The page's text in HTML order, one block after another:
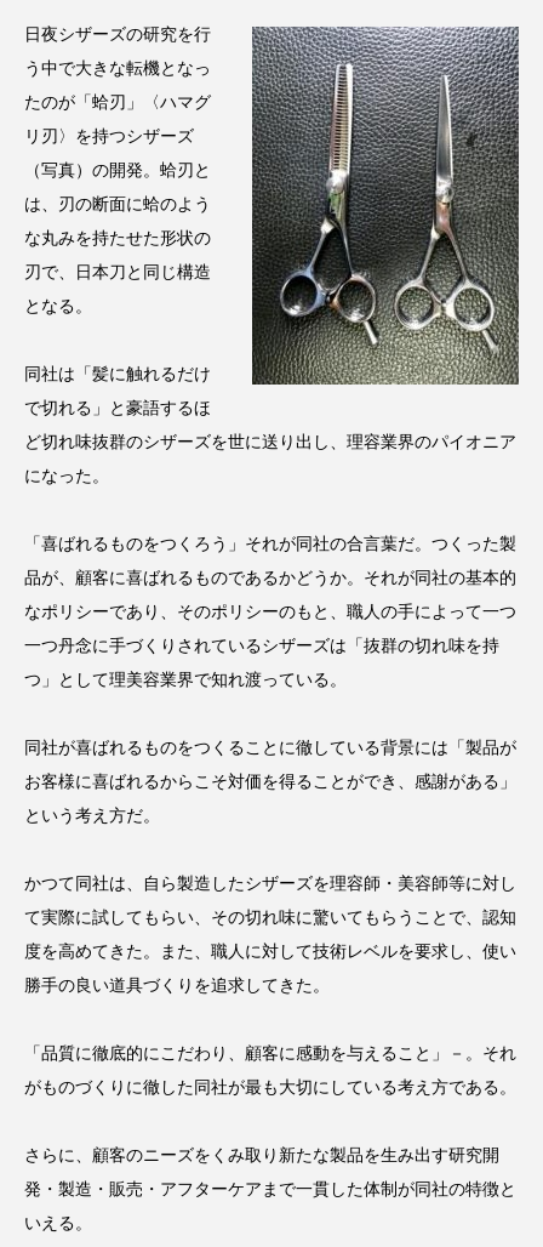
カカイオイル ガジェット キーワード
クルエルティフリー クレンジング
クローズアップ ケーススタディ
コスト削減
コネクテッド・ビューティ コミュニケーション
サステナビリティ
サプリ サロンクレンジング サロン戦略
スカルプ クレンジング 頻度 スカルプケア
スキンケアルーティン ストレス
スマートウォッチ スマートパッチ
ソーシャルウェルネス ソーシャルコマース
タンパク質 ディープクレンジング
ドライヤー 温度 髪 ダメージ ナイアシンアミド
ナイトプロテイン ナイトルーティン 金木犀
日夜シザーズの研究を行
う中で大きな転機となっ
たのが「蛤刃」〈ハマグ
リ刃〉を持つシザーズ
（写真）の開発。蛤刃と
は、刃の断面に蛤のよう
な丸みを持たせた形状の
刃で、日本刀と同じ構造
となる。
同社は「髪に触れるだけ
で切れる」と豪語するほ
ど切れ味抜群のシザーズを世に送り出し、理容業界のパイオニア
になった。
「喜ばれるものをつくろう」それが同社の合言葉だ。つくった製
品が、顧客に喜ばれるものであるかどうか。それが同社の基本的
なポリシーであり、そのポリシーのもと、職人の手によって一つ
一つ丹念に手づくりされているシザーズは「抜群の切れ味を持
つ」として理美容業界で知れ渡っている。
同社が喜ばれるものをつくることに徹している背景には「製品が
お客様に喜ばれるからこそ対価を得ることができ、感謝がある」
という考え方だ。
かつて同社は、自ら製造したシザーズを理容師・美容師等に対し
て実際に試してもらい、その切れ味に驚いてもらうことで、認知
度を高めてきた。また、職人に対して技術レベルを要求し、使い
勝手の良い道具づくりを追求してきた。
「品質に徹底的にこだわり、顧客に感動を与えること」－。それ
がものづくりに徹した同社が最も大切にしている考え方である。
さらに、顧客のニーズをくみ取り新たな製品を生み出す研究開
発・製造・販売・アフターケアまで一貫した体制が同社の特徴と
いえる。